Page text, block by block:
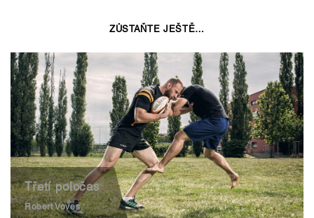
ZŮSTAŇTE JEŠTĚ…
Třetí poločas
Robert Voves